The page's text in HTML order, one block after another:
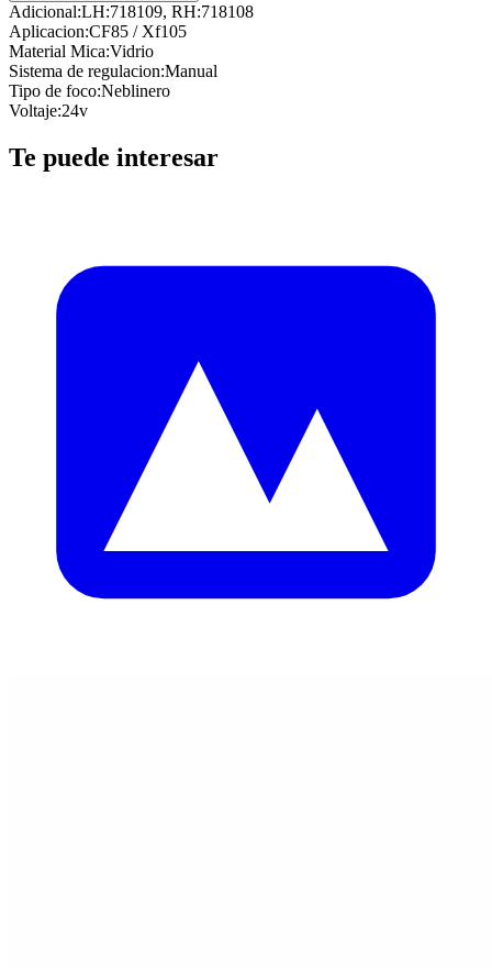
Adicional:LH:718109, RH:718108
Aplicacion:CF85 / Xf105
Material Mica:Vidrio
Sistema de regulacion:Manual
Tipo de foco:Neblinero
Voltaje:24v
Te puede interesar